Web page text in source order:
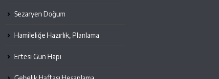
Sezaryen Doğum
Hamileliğe Hazırlık, Planlama
Ertesi Gün Hapı